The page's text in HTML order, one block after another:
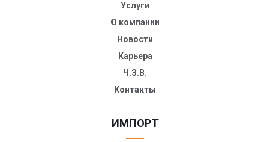
Услуги
О компании
Новости
Карьера
Ч.З.В.
Контакты
ИМПОРТ